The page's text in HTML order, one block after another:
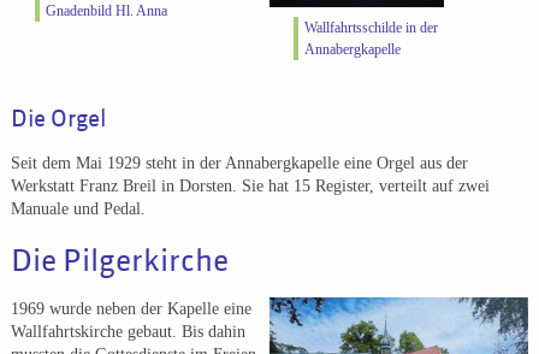
Gnadenbild Hl. Anna
Wallfahrtsschilde in der
Annabergkapelle
Die Orgel
Seit dem Mai 1929 steht in der Annabergkapelle eine Orgel aus der
Werkstatt Franz Breil in Dorsten. Sie hat 15 Register, verteilt auf zwei
Manuale und Pedal.
Die Pilgerkirche
1969 wurde neben der Kapelle eine
Wallfahrtskirche gebaut. Bis dahin